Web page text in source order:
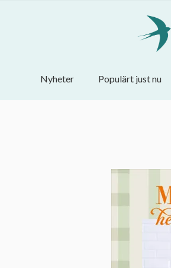
Nyheter Populärt just nu